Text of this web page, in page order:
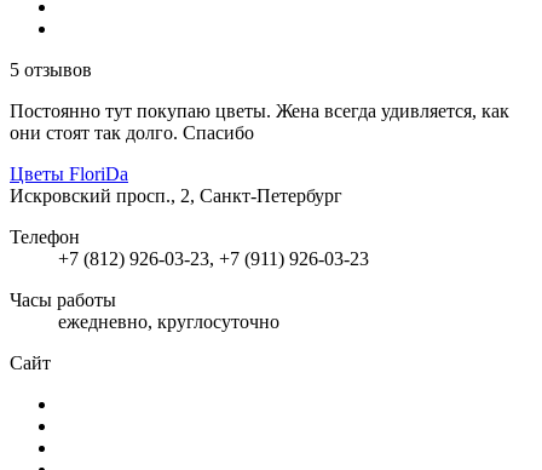
5 отзывов
Постоянно тут покупаю цветы. Жена всегда удивляется, как
они стоят так долго. Спасибо
Цветы FloriDa
Искровский просп., 2, Санкт-Петербург
Телефон
+7 (812) 926-03-23, +7 (911) 926-03-23
Часы работы
ежедневно, круглосуточно
Сайт